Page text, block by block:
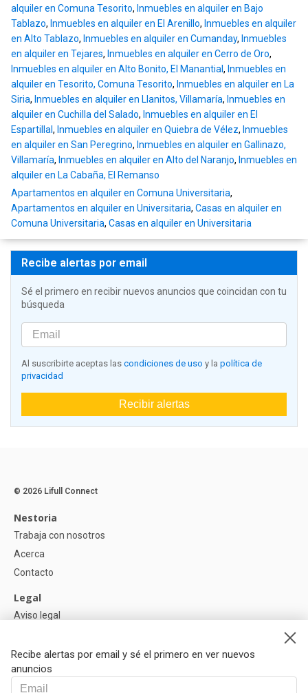
alquiler en Comuna Tesorito, Inmuebles en alquiler en Bajo
Tablazo, Inmuebles en alquiler en El Arenillo, Inmuebles en alquiler
en Alto Tablazo, Inmuebles en alquiler en Cumanday, Inmuebles
en alquiler en Tejares, Inmuebles en alquiler en Cerro de Oro,
Inmuebles en alquiler en Alto Bonito, El Manantial, Inmuebles en
alquiler en Tesorito, Comuna Tesorito, Inmuebles en alquiler en La
Siria, Inmuebles en alquiler en Llanitos, Villamaría, Inmuebles en
alquiler en Cuchilla del Salado, Inmuebles en alquiler en El
Espartillal, Inmuebles en alquiler en Quiebra de Vélez, Inmuebles
en alquiler en San Peregrino, Inmuebles en alquiler en Gallinazo,
Villamaría, Inmuebles en alquiler en Alto del Naranjo, Inmuebles en
alquiler en La Cabaña, El Remanso
Apartamentos en alquiler en Comuna Universitaria,
Apartamentos en alquiler en Universitaria, Casas en alquiler en
Comuna Universitaria, Casas en alquiler en Universitaria
Recibe alertas por email
Sé el primero en recibir nuevos anuncios que coincidan con tu
búsqueda
Al suscribirte aceptas las condiciones de uso y la política de
privacidad
Recibir alertas
Recibe alertas por email y sé el primero en ver nuevos
anuncios
© 2026 Lifull Connect
Nestoria
Trabaja con nosotros
Acerca
Contacto
Legal
Aviso legal
Política de Cookies
Ayuda